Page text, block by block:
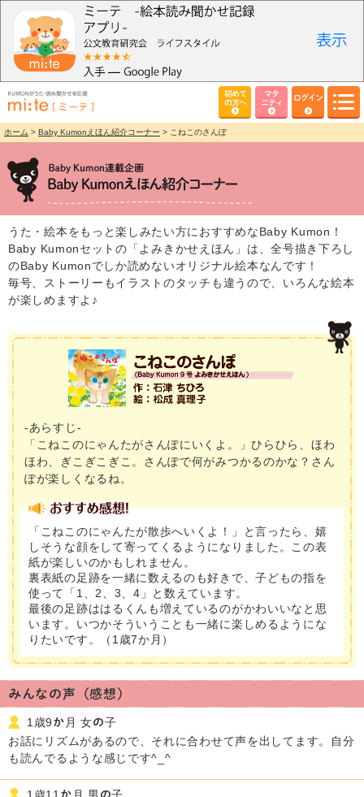
初めて
の方へ
マタ
ニティ
ログイン
ホーム > Baby Kumonえほん紹介コーナー > こねこのさんぽ
うた・絵本をもっと楽しみたい方におすすめなBaby Kumon！
Baby Kumonセットの「よみきかせえほん」は、全号描き下ろし
のBaby Kumonでしか読めないオリジナル絵本なんです！
毎号、ストーリーもイラストのタッチも違うので、いろんな絵本
が楽しめますよ♪
-あらすじ-
「こねこのにゃんたがさんぽにいくよ。」ひらひら、ほわ
ほわ、ぎこぎこぎこ。さんぽで何がみつかるのかな？さん
ぽが楽しくなるね。
「こねこのにゃんたが散歩へいくよ！」と言ったら、嬉
しそうな顔をして寄ってくるようになりました。この表
紙が楽しいのかもしれません。
裏表紙の足跡を一緒に数えるのも好きで、子どもの指を
使って「1、2、3、4」と数えています。
最後の足跡ははるくんも増えているのがかわいいなと思
います。いつかそういうことも一緒に楽しめるようにな
りたいです。（1歳7か月）
みんなの声（感想）
1歳9か月 女の子
お話にリズムがあるので、それに合わせて声を出してます。自分
も読んでるような感じです^_^
1歳11か月 男の子